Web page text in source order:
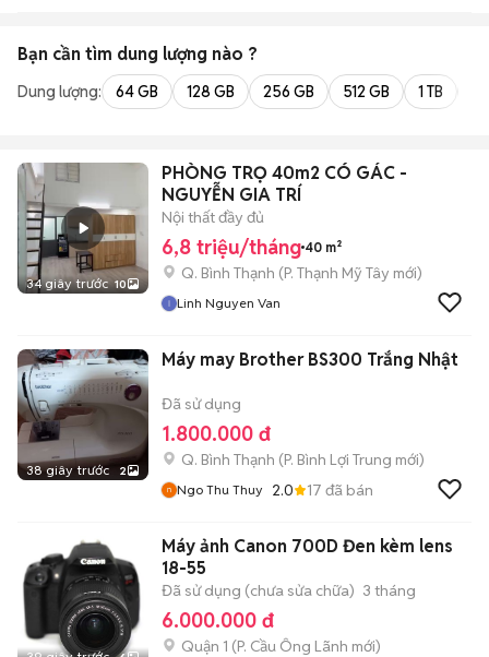
Bạn cần tìm dung lượng nào ?
Dung lượng: 64 GB 128 GB 256 GB 512 GB 1 TB
34 giây trước 10
PHÒNG TRỌ 40m2 CÓ GÁC -
NGUYỄN GIA TRÍ
Nội thất đầy đủ
6,8 triệu/tháng 40 m²
Q. Bình Thạnh (P. Thạnh Mỹ Tây mới)
Linh Nguyen Van
38 giây trước 2
Máy may Brother BS300 Trắng Nhật
Đã sử dụng
1.800.000 đ
Q. Bình Thạnh (P. Bình Lợi Trung mới)
Ngo Thu Thuy 2.0 17 đã bán
Máy ảnh Canon 700D Đen kèm lens
18-55
Đã sử dụng (chưa sửa chữa) 3 tháng
6.000.000 đ
Quận 1 (P. Cầu Ông Lãnh mới)